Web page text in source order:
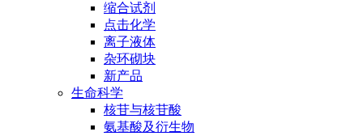
缩合试剂
点击化学
离子液体
杂环砌块
新产品
生命科学
核苷与核苷酸
氨基酸及衍生物